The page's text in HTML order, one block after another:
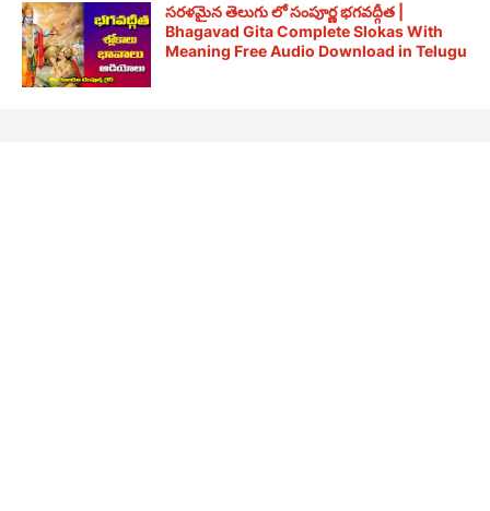
సరళమైన తెలుగు లో సంపూర్ణ భగవద్గీత |
Bhagavad Gita Complete Slokas With
Meaning Free Audio Download in Telugu